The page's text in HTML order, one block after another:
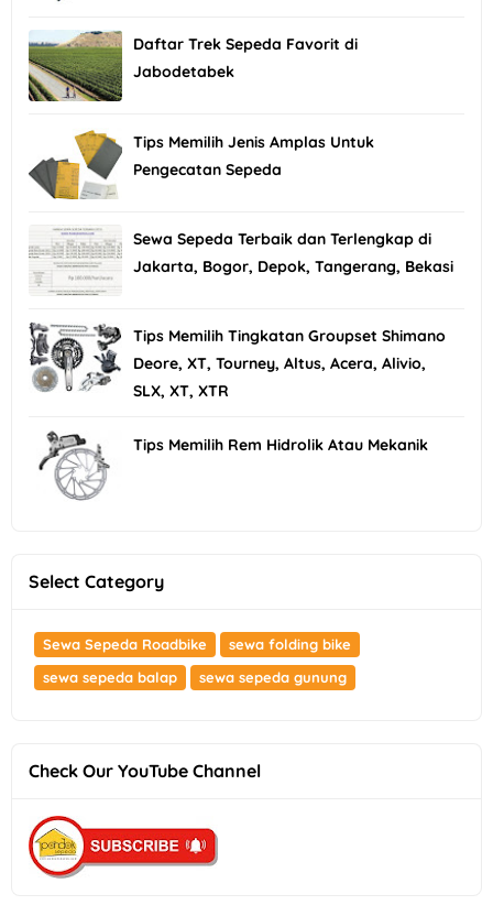
Daftar Trek Sepeda Favorit di
Jabodetabek
Tips Memilih Jenis Amplas Untuk
Pengecatan Sepeda
Sewa Sepeda Terbaik dan Terlengkap di
Jakarta, Bogor, Depok, Tangerang, Bekasi
Tips Memilih Tingkatan Groupset Shimano
Deore, XT, Tourney, Altus, Acera, Alivio,
SLX, XT, XTR
Tips Memilih Rem Hidrolik Atau Mekanik
Select Category
Sewa Sepeda Roadbike
sewa folding bike
sewa sepeda balap
sewa sepeda gunung
Check Our YouTube Channel